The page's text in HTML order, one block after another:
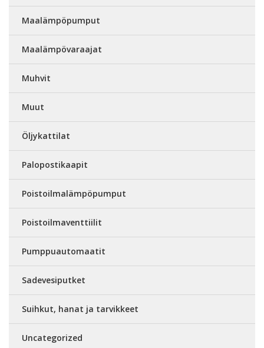
Maalämpöpumput
Maalämpövaraajat
Muhvit
Muut
Öljykattilat
Palopostikaapit
Poistoilmalämpöpumput
Poistoilmaventtiilit
Pumppuautomaatit
Sadevesiputket
Suihkut, hanat ja tarvikkeet
Uncategorized